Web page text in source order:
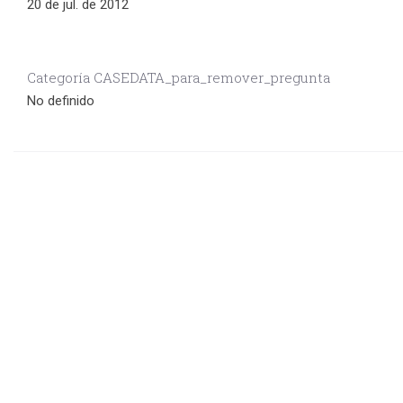
20 de jul. de 2012
Categoría CASEDATA_para_remover_pregunta
No definido